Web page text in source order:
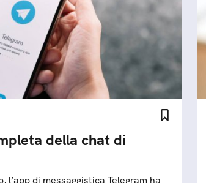
della chat di
di messaggistica Telegram ha